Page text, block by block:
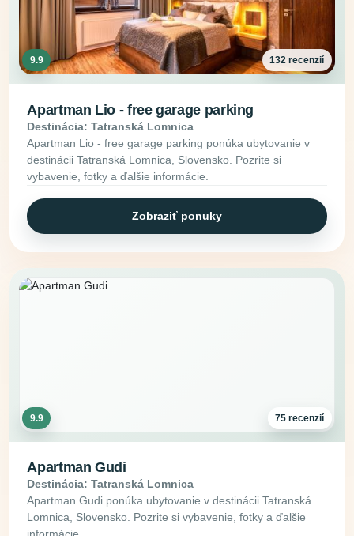
9.9 132 recenzií
Apartman Lio - free garage parking
Destinácia: Tatranská Lomnica
Apartman Lio - free garage parking ponúka ubytovanie v
destinácii Tatranská Lomnica, Slovensko. Pozrite si
vybavenie, fotky a ďalšie informácie.
Zobraziť ponuky
9.9 75 recenzií
Apartman Gudi
Destinácia: Tatranská Lomnica
Apartman Gudi ponúka ubytovanie v destinácii Tatranská
Lomnica, Slovensko. Pozrite si vybavenie, fotky a ďalšie